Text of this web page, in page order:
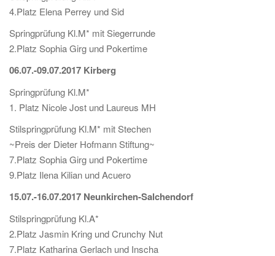
4.Platz Elena Perrey und Sid
Springprüfung Kl.M* mit Siegerrunde
2.Platz Sophia Girg und Pokertime
06.07.-09.07.2017 Kirberg
Springprüfung Kl.M*
1. Platz Nicole Jost und Laureus MH
Stilspringprüfung Kl.M* mit Stechen
~Preis der Dieter Hofmann Stiftung~
7.Platz Sophia Girg und Pokertime
9.Platz Ilena Kilian und Acuero
15.07.-16.07.2017 Neunkirchen-Salchendorf
Stilspringprüfung Kl.A*
2.Platz Jasmin Kring und Crunchy Nut
7.Platz Katharina Gerlach und Inscha